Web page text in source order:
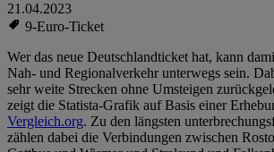
21.04.2023
9-Euro-Ticket
Wer das neue Deutschlandticket hat, kann
Nah- und Regionalverkehr unterwegs sein.
sehr weite Strecken ohne Umsteigen
zeigt die Statista-Grafik auf Basis einer
Vergleich.org. Zu den längsten
zählen dabei die Verbindungen zwischen